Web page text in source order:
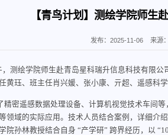
【青鸟计划】测绘学院师生
发布：2025-11-06 来源：
，测绘学院师生赴青岛星科瑞升信息科技有限
黄珏、班主任肖兴媛、张小康、亓超、遥感科
精密遥感数据处理设备、计算机视觉技术车间
领域的实际应用。技术人员结合案例，详细介
院孙林教授结合自身 “产学研” 跨界经历，以